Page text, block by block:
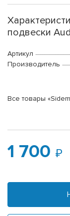
подвески
Артикул
Производитель
Все товары
1 700